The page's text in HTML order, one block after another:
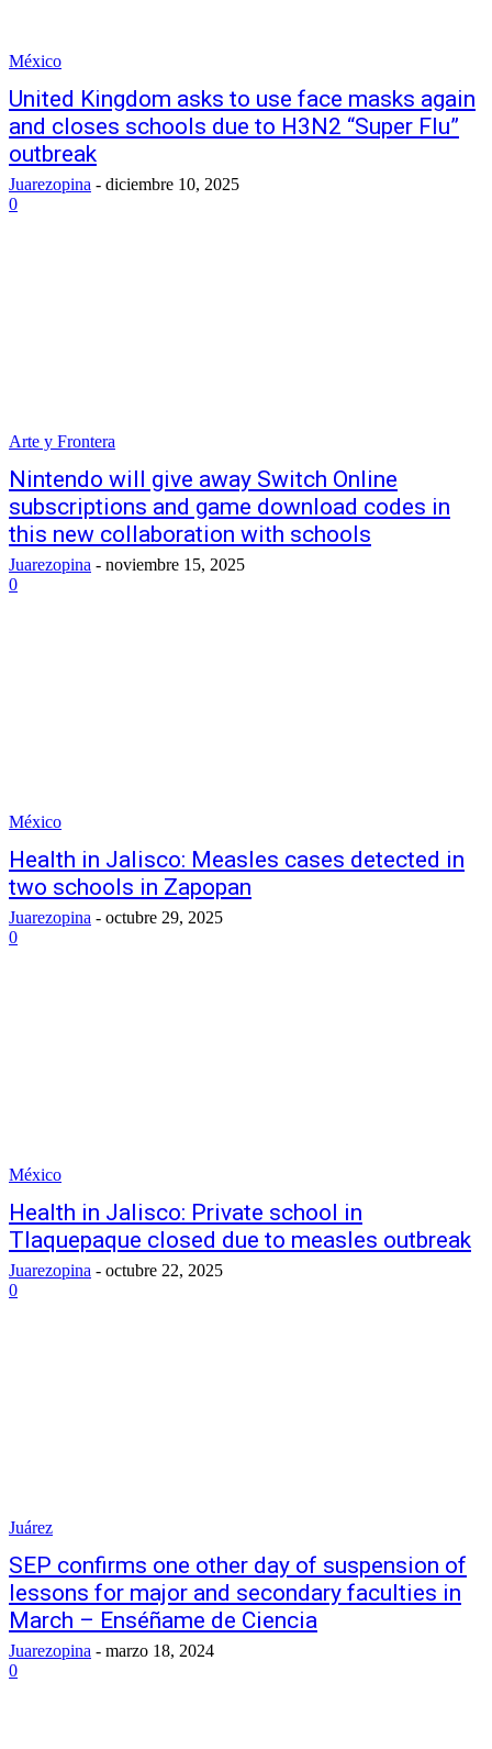
México
United Kingdom asks to use face masks again
and closes schools due to H3N2 “Super Flu”
outbreak
Juarezopina - diciembre 10, 2025
0
Arte y Frontera
Nintendo will give away Switch Online
subscriptions and game download codes in
this new collaboration with schools
Juarezopina - noviembre 15, 2025
0
México
Health in Jalisco: Measles cases detected in
two schools in Zapopan
Juarezopina - octubre 29, 2025
0
México
Health in Jalisco: Private school in
Tlaquepaque closed due to measles outbreak
Juarezopina - octubre 22, 2025
0
Juárez
SEP confirms one other day of suspension of
lessons for major and secondary faculties in
March – Enséñame de Ciencia
Juarezopina - marzo 18, 2024
0